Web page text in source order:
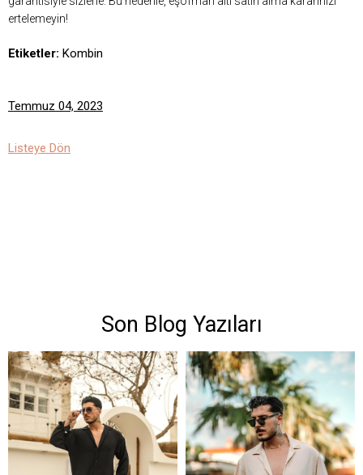
ertelemeyin!
Etiketler: Kombin
Temmuz 04, 2023
Listeye Dön
Son Blog Yazıları